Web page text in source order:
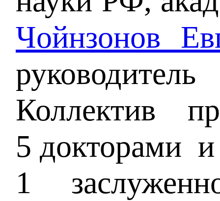
Чойнзонов
Коллектив
5 докторами и
1